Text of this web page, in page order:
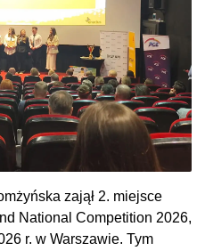
zajął 2. miejsce
National Competition 2026,
r. w Warszawie. Tym